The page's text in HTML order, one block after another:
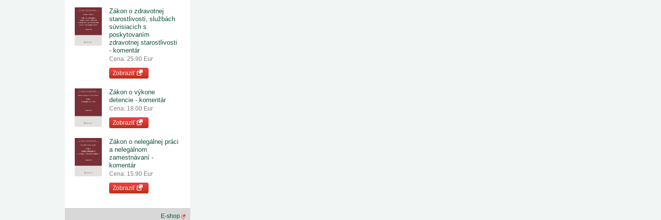
Zákon o zdravotnej
starostlivosti, službách
súvisiacich s
poskytovaním
zdravotnej starostlivosti
- komentár
Cena: 25.90 Eur
Zobraziť
Zákon o výkone
detencie - komentár
Cena: 18.00 Eur
Zobraziť
Zákon o nelegálnej práci
a nelegálnom
zamestnávaní -
komentár
Cena: 15.90 Eur
Zobraziť
E-shop